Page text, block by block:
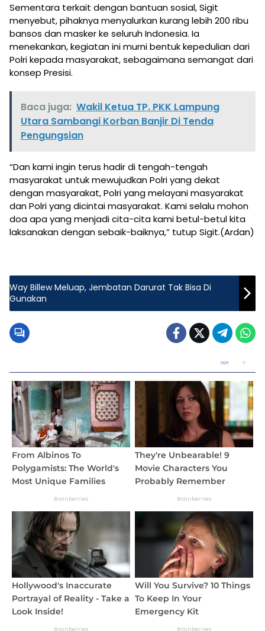
Sementara terkait dengan bantuan sosial, Sigit
menyebut, pihaknya menyalurkan kurang lebih 200 ribu
bansos dan masker ke seluruh Indonesia. Ia
menekankan, kegiatan ini murni bentuk kepedulian dari
Polri kepada masyarakat, sebagaimana semangat dari
konsep Presisi.
Baca juga: Wakil Ketua TP. PKK Lampung
Utara Sambangi Korban Banjir Di Tenda
Pengungsian
“Dan kami ingin terus hadir di tengah-tengah
masyarakat untuk mewujudkan Polri yang dekat
dengan masyarakat, Polri yang melayani masyarakat
dan Polri yang dicintai masyarakat. Kami selalu mohon
doa apa yang menjadi cita-cita kami betul-betul kita
laksanakan dengan sebaik-baiknya,” tutup Sigit.(Ardan)
Way Billew Meluap, Jembatan Darurat Tak Bisa Di
Gunakan